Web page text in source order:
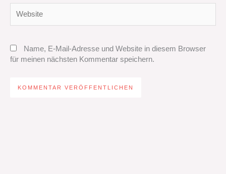
Name, E-Mail-Adresse und Website in diesem Browser
für meinen nächsten Kommentar speichern.